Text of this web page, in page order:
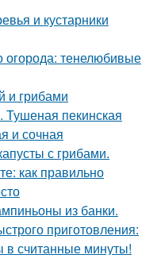
и кустарники
тенелюбивые
и грибами
Тушеная пекинская
и сочная
с грибами.
как правильно
из банки.
приготовления:
в считанные минуты!